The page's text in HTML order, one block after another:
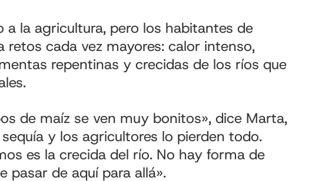
a la agricultura, pero los habitantes de
retos cada vez mayores: calor intenso,
repentinas y crecidas de los ríos que
de maíz se ven muy bonitos», dice Marta,
y los agricultores lo pierden todo.
es la crecida del río. No hay forma de
pasar de aquí para allá».